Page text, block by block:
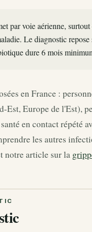
par voie aérienne,
Le diagnostic
dure 6 mois
en France :
Est, Europe de l'Est),
en contact répété
les autres
notre article sur la